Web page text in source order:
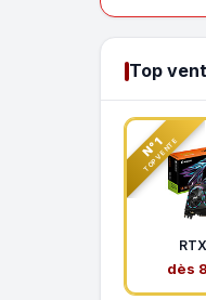
Top
N°1
TOP VENTE
dès